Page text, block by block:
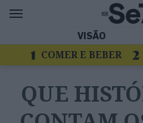
VISÃO
COMER E BEBER
QUE